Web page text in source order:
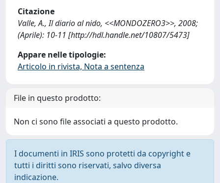
Citazione
Valle, A., Il diario al nido, <<MONDOZERO3>>, 2008;
(Aprile): 10-11 [http://hdl.handle.net/10807/5473]
Appare nelle tipologie:
Articolo in rivista, Nota a sentenza
File in questo prodotto:
Non ci sono file associati a questo prodotto.
I documenti in IRIS sono protetti da copyright e
tutti i diritti sono riservati, salvo diversa
indicazione.